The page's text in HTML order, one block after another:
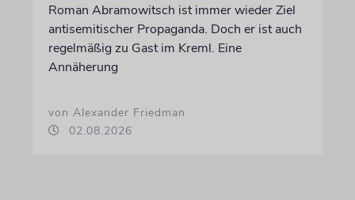
Roman Abramowitsch ist immer wieder Ziel
antisemitischer Propaganda. Doch er ist auch
regelmäßig zu Gast im Kreml. Eine
Annäherung
von Alexander Friedman
02.08.2026